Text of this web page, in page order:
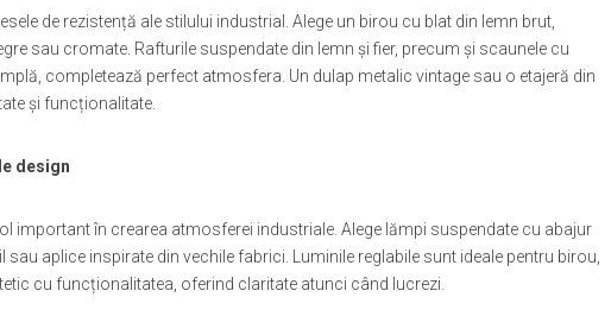
de rezistență ale stilului industrial. Alege un birou cu blat din lemn brut,
sau cromate. Rafturile suspendate din lemn și fier, precum și scaunele cu
completează perfect atmosfera. Un dulap metalic vintage sau o etajeră din
și funcționalitate.
design
important în crearea atmosferei industriale. Alege lămpi suspendate cu abajur
aplice inspirate din vechile fabrici. Luminile reglabile sunt ideale pentru birou,
cu funcționalitatea, oferind claritate atunci când lucrezi.